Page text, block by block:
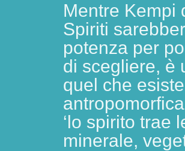
Mentre Kempi
Spiriti
potenza per
di scegliere, è
quel che
‘lo spirito trae
minerale,